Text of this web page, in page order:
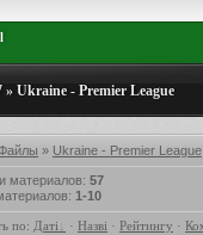
» Ukraine - Premier League
» Ukraine - Premier League
материалов: 57
: 1-10
по: Даті · Назві · Рейтингу ·